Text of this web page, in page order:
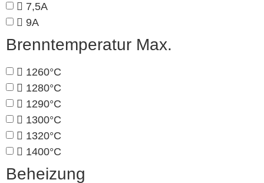
7,5A
9A
Brenntemperatur Max.
1260°C
1280°C
1290°C
1300°C
1320°C
1400°C
Beheizung